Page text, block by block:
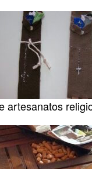
artesanatos